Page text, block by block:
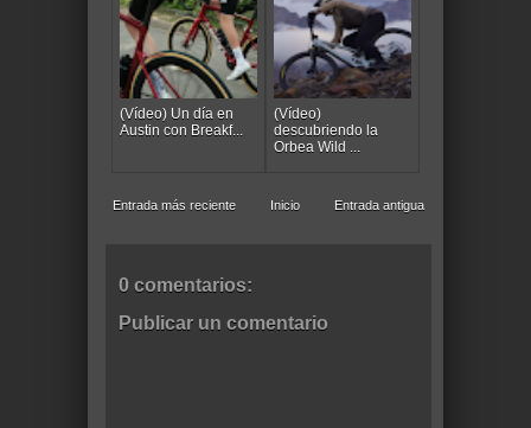
(Vídeo) Un día en
Austin con Breakf...
(Vídeo)
descubriendo la
Orbea Wild ...
Entrada más reciente Entrada antigua
Inicio
0 comentarios:
Publicar un comentario